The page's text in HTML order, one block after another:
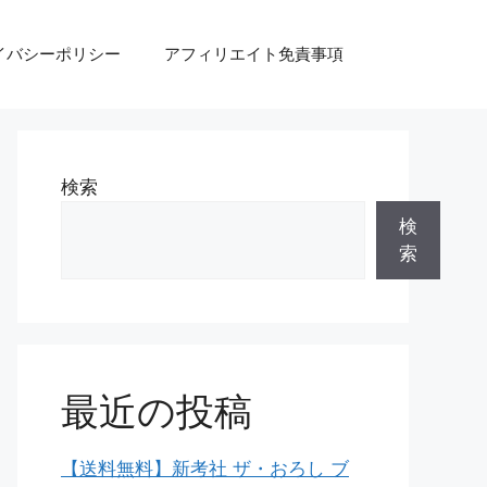
バシーポリシー アフィリエイト免責事項
検索
検
索
最近の投稿
【送料無料】新考社 ザ・おろし ブ